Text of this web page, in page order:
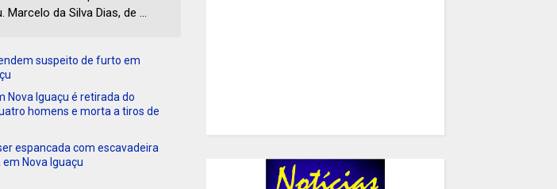
da Silva Dias, de ...
suspeito de furto em
Nova Iguaçu é retirada do
homens e morta a tiros de
espancada com escavadeira
Nova Iguaçu